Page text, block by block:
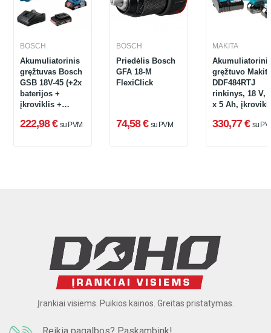
BOSCH
Akumuliatorinis
gręžtuvas Bosch
GSB 18V-45 (+2x
baterijos +
įkroviklis +
136)
222,98 € su PVM
BOSCH
Priedėlis Bosch
GFA 18-M
FlexiClick
74,58 € su PVM
MAKITA
gręžtuvo Makita
DDF484RTJ
rinkinys, 18 V,
x 5 Ah,
330,77 € su
Įrankiai visiems. Puikios kainos. Greitas pristatymas.